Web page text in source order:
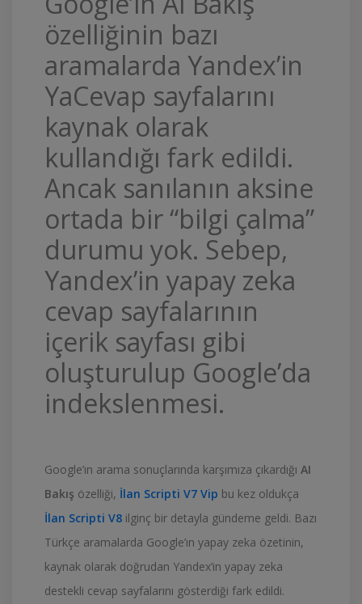
özelliğinin bazı
aramalarda Yandex’in
YaCevap sayfalarını
kaynak olarak
kullandığı fark edildi.
Ancak sanılanın aksine
ortada bir “bilgi çalma”
durumu yok. Sebep,
Yandex’in yapay zeka
cevap sayfalarının
içerik sayfası gibi
oluşturulup Google’da
indekslenmesi.
Google’ın arama sonuçlarında karşımıza çıkardığı AI
Bakış özelliği, İlan Scripti V7 Vip bu kez oldukça
İlan Scripti V8 ilginç bir detayla gündeme geldi. Bazı
Türkçe aramalarda Google’ın yapay zeka özetinin,
kaynak olarak doğrudan Yandex’in yapay zeka
destekli cevap sayfalarını gösterdiği fark edildi.